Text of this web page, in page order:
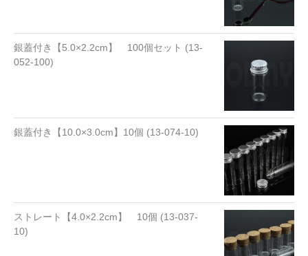
銀蓋付き【5.0×2.2cm】 100個セット (13-
052-100)
銀蓋付き【10.0×3.0cm】10個 (13-074-10)
ストレート【4.0×2.2cm】 10個 (13-037-
10)